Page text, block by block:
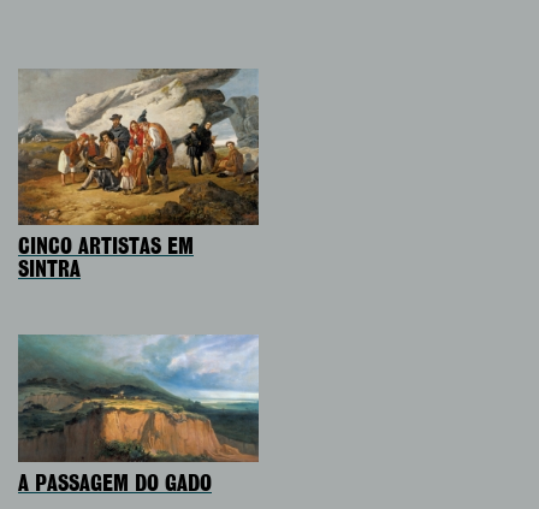
CINCO ARTISTAS EM
SINTRA
A PASSAGEM DO GADO